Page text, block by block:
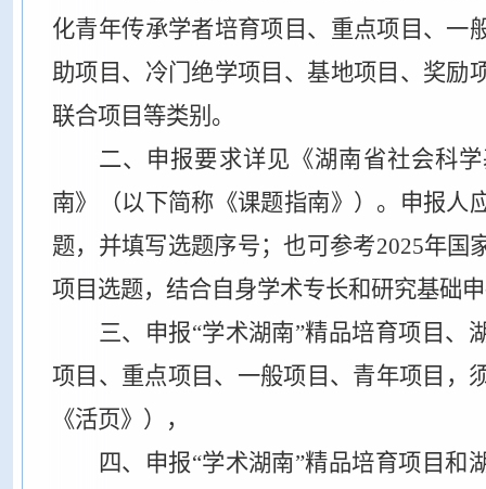
化青年传承学者培育项目、重点项目、一
助项目、冷门绝学项目、基地项目、奖励
联合项目等类别。
二、 申报要求详见《湖南省社会科
南》（以下简称《课题指南》）。申报人
题，并填写选题序号；也可参考2025年国
项目选题，结合自身学术专长和研究基础
三、申报“学术湖南”精品培育项目、
项目、重点项目、一般项目、青年项目，
《活页》），
四、申报“学术湖南”精品培育项目和